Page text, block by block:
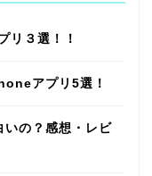
リ３選！！
アプリ5選！
いの？感想・レビ